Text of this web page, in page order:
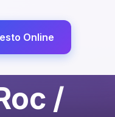
Online
/